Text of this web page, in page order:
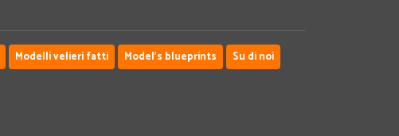
Modelli velieri fatti Model's blueprints
Su di noi